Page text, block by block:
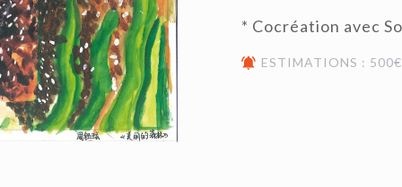
* Cocréation avec
ESTIMATIONS :